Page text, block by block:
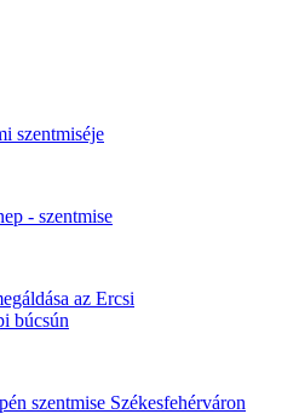
szentmiséje
- szentmise
az Ercsi
búcsún
szentmise Székesfehérváron